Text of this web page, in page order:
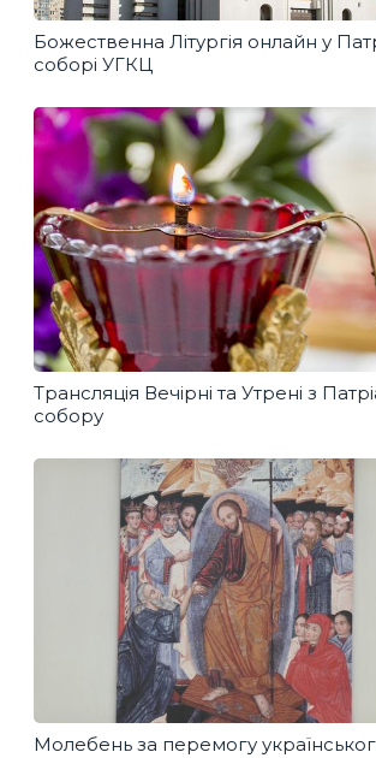
Божественна Літургія онлайн у
соборі УГКЦ
Трансляція Вечірні та Утрені з
собору
Молебень за перемогу